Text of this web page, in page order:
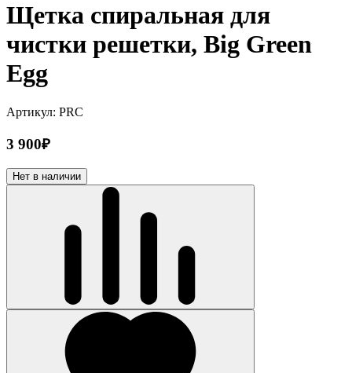
Щетка спиральная для
чистки решетки, Big Green
Egg
Артикул: PRC
3 900₽
Нет в наличии